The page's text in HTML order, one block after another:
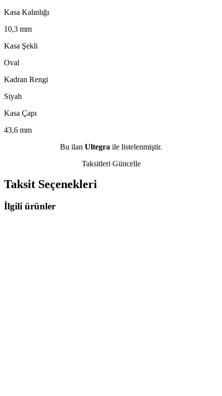
Kasa Kalınlığı
10,3 mm
Kasa Şekli
Oval
Kadran Rengi
Siyah
Kasa Çapı
43,6 mm
Bu ilan Ultegra ile listelenmiştir.
Taksitleri Güncelle
Taksit Seçenekleri
İlgili ürünler